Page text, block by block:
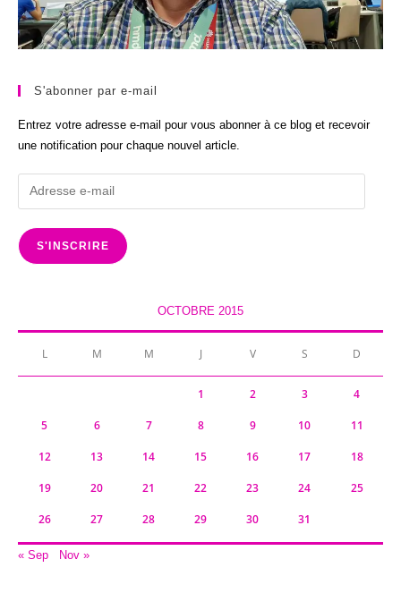
S'abonner par e-mail
Entrez votre adresse e-mail pour vous abonner à ce blog et recevoir
une notification pour chaque nouvel article.
Adresse
e-
mail
S'INSCRIRE
OCTOBRE 2015
L M M J V S D
1 2 3 4
5 6 7 8 9 10 11
12 13 14 15 16 17 18
19 20 21 22 23 24 25
26 27 28 29 30 31
« Sep Nov »